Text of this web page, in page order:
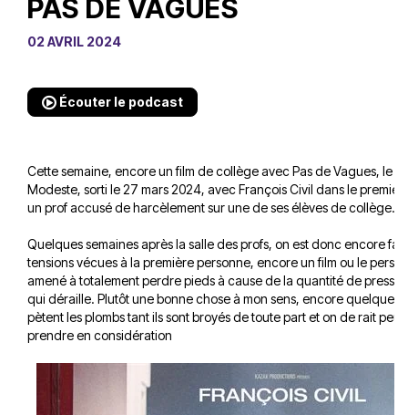
PAS DE VAGUES
02 AVRIL 2024
Écouter le podcast
Cette semaine, encore un film de collège avec Pas de Vagues, le
Modeste, sorti le 27 mars 2024, avec François Civil dans le
un prof accusé de harcèlement sur une de ses élèves de collège.
Quelques semaines après la salle des profs, on est donc encore
tensions vécues à la première personne, encore un film ou le
amené à totalement perdre pieds à cause de la quantité de
qui déraille. Plutôt une bonne chose à mon sens, encore quelques
pètent les plombs tant ils sont broyés de toute part et on de rait
prendre en considération